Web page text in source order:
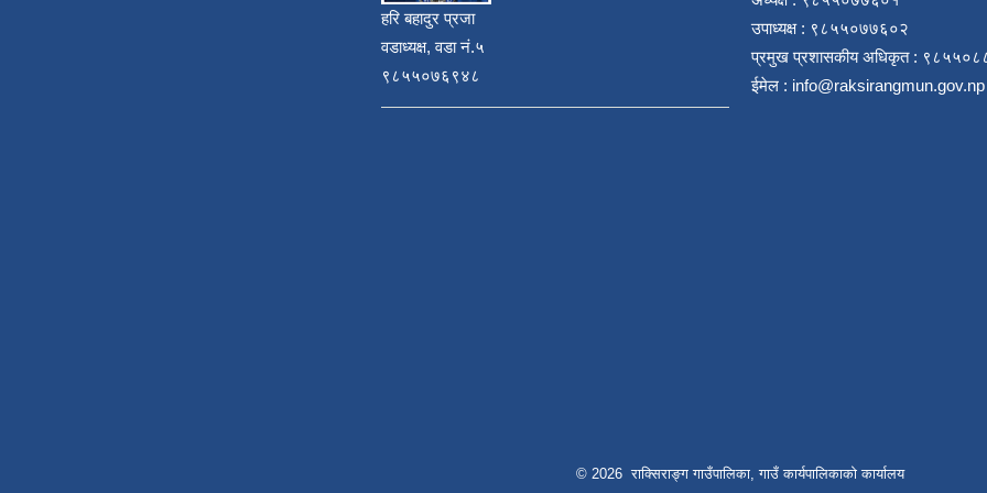
हरि बहादुर प्रजा
वडाध्यक्ष, वडा नं.५
९८५५०७६९४८
उपाध्यक्ष : ९८५५०७७६०२
प्रमुख प्रशासकीय अधिकृत :
ईमेल : info@raksirangmun.gov.np
© 2026 राक्सिराङ्ग गाउँपालिका, गाउँ कार्यपालिकाको कार्यालय